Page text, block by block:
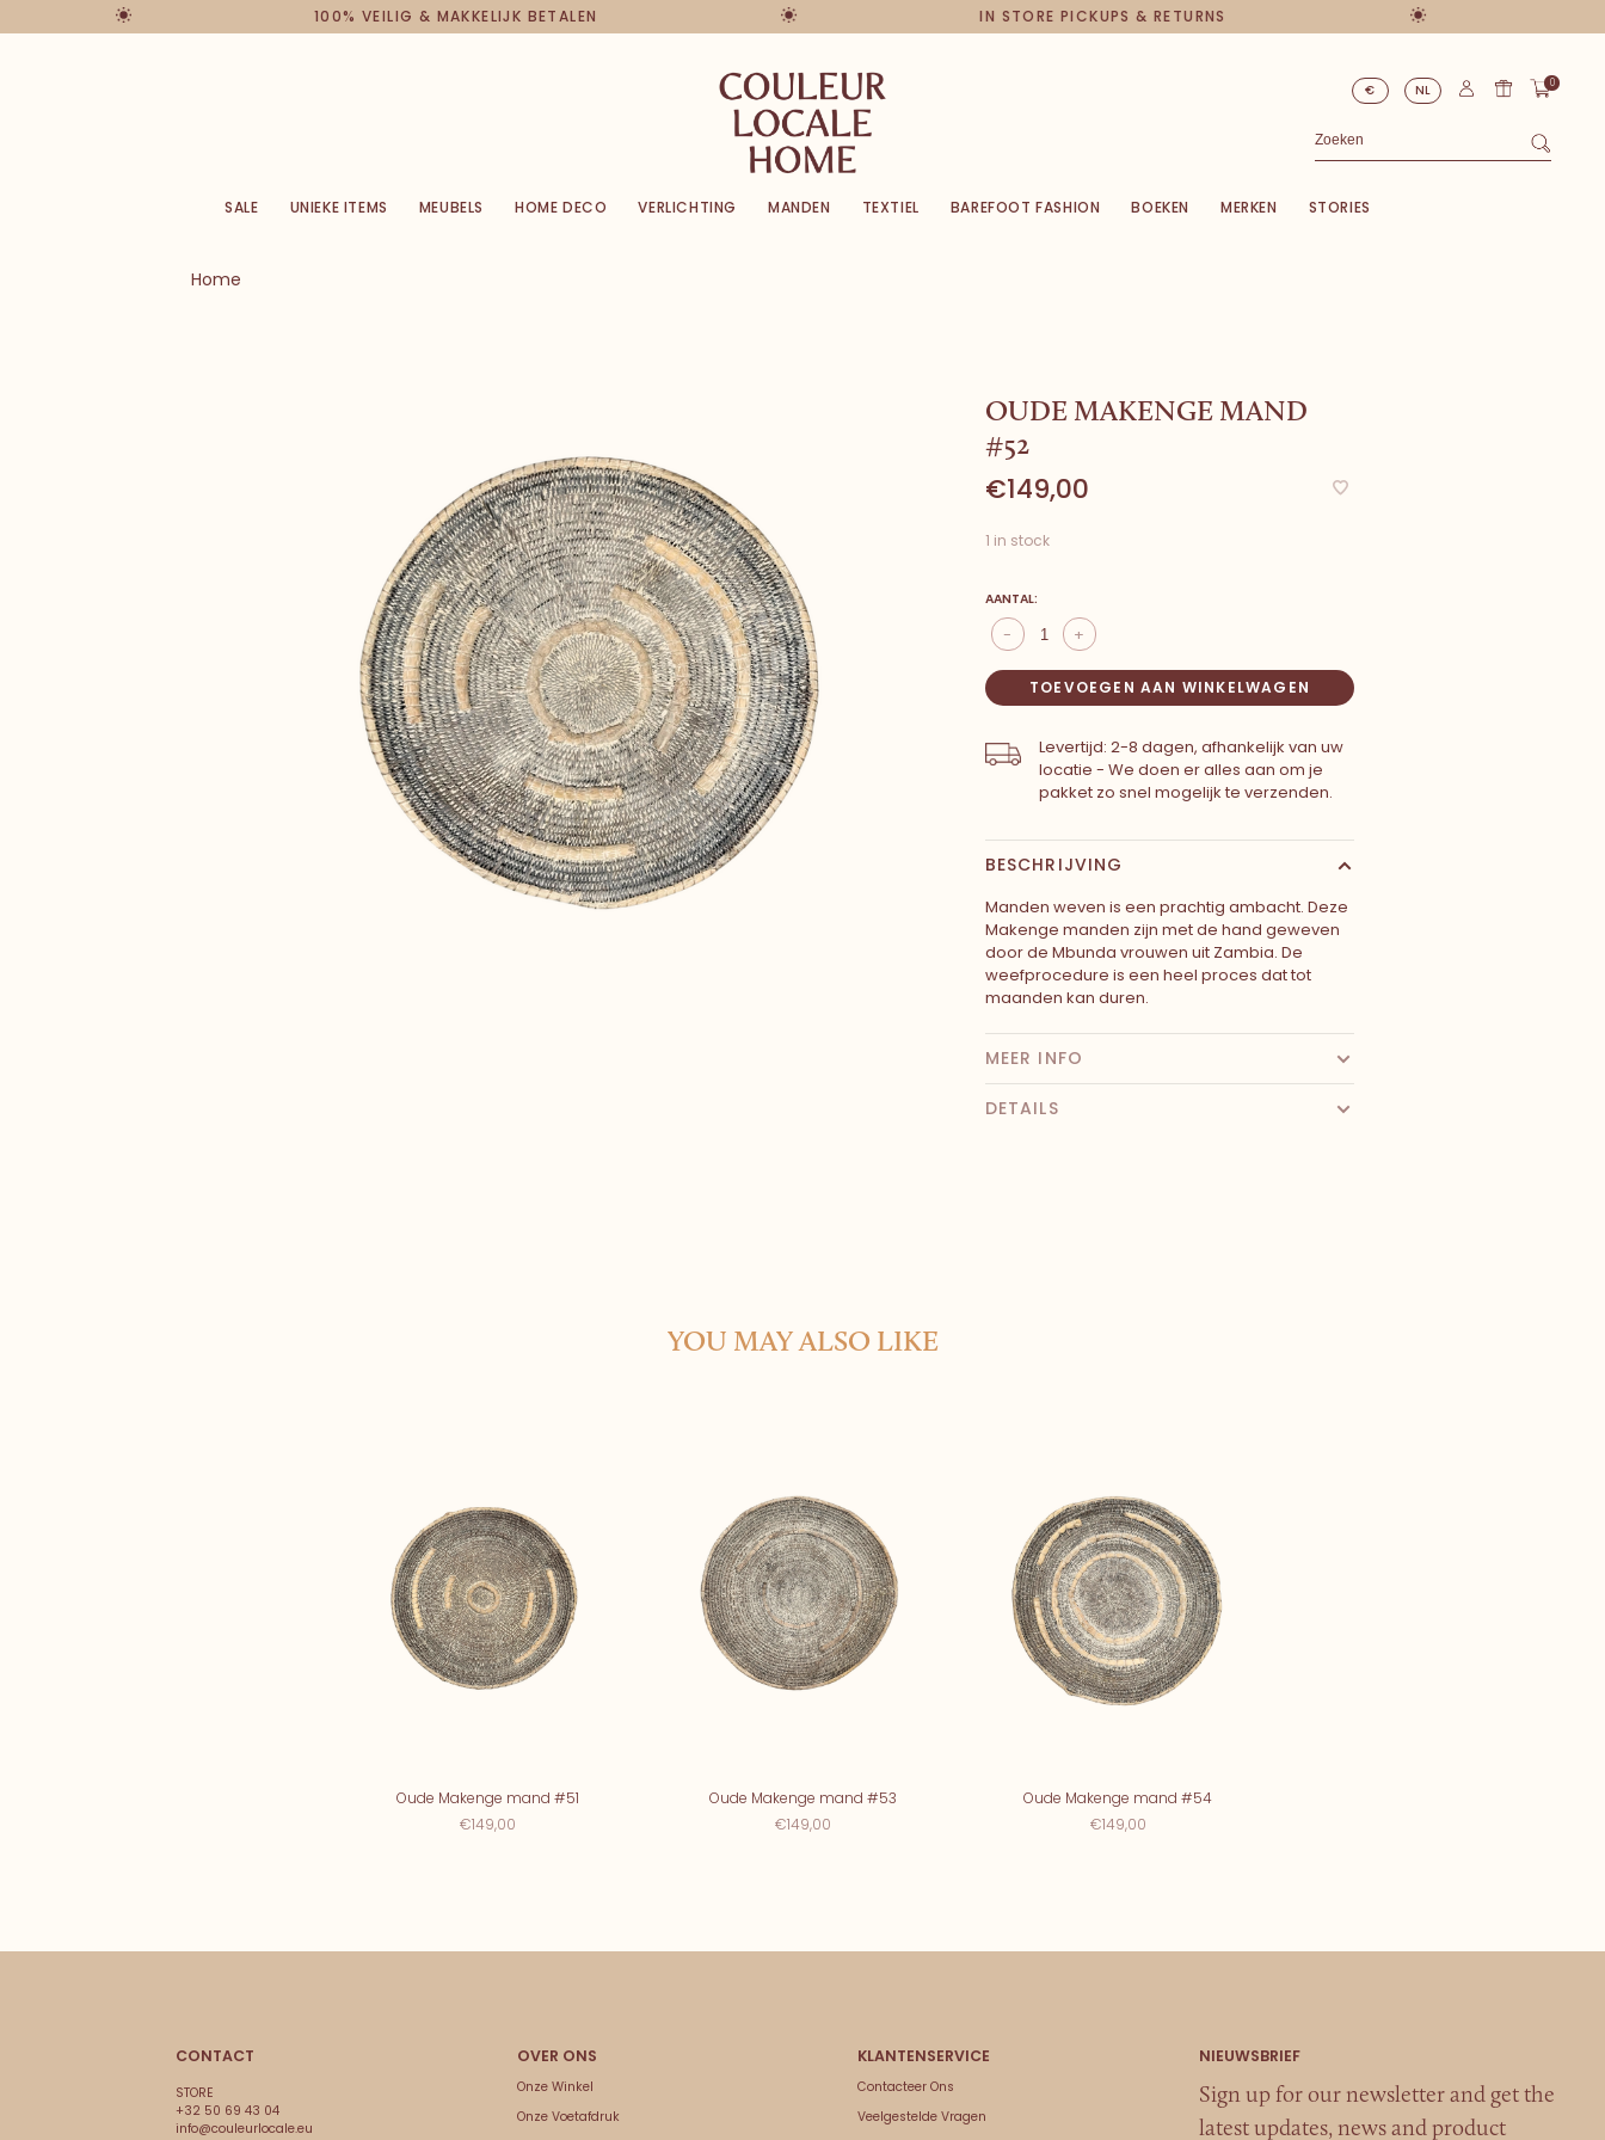
100% VEILIG & MAKKELIJK BETALEN IN STORE PICKUPS & RETURNS
€ NL 0
SALE UNIEKE ITEMS MEUBELS HOME DECO VERLICHTING MANDEN TEXTIEL BAREFOOT FASHION BOEKEN MERKEN STORIES
Home
OUDE MAKENGE MAND
#52
€149,00
1 in stock
AANTAL:
+
-
TOEVOEGEN AAN WINKELWAGEN
Levertijd: 2-8 dagen, afhankelijk van uw
locatie - We doen er alles aan om je
pakket zo snel mogelijk te verzenden.
BESCHRIJVING
Manden weven is een prachtig ambacht. Deze
Makenge manden zijn met de hand geweven
door de Mbunda vrouwen uit Zambia. De
weefprocedure is een heel proces dat tot
maanden kan duren.
MEER INFO
DETAILS
YOU MAY ALSO LIKE
Oude Makenge mand #51
€149,00
Oude Makenge mand #53
€149,00
Oude Makenge mand #54
€149,00
CONTACT
STORE
+32 50 69 43 04
info@couleurlocale.eu
Onze Winkel
Onze Voetafdruk
Contacteer Ons
Veelgestelde Vragen
Sign up for our newsletter and get the
latest updates, news and product